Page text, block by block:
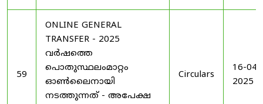
59
ONLINE GENERAL
TRANSFER - 2025
വർഷത്തെ
പൊതുസ്ഥലംമാറ്റം
ഓൺലൈനായി
നടത്തുന്നത് - അപേക്ഷ
Circulars
16-04-
2025